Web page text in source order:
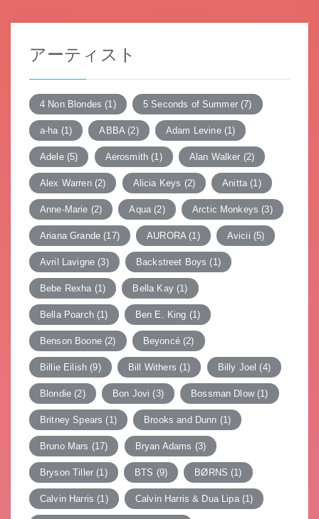
ー
アーティスト
4 Non Blondes (1) 5 Seconds of Summer(7)
a-ha (1) ABBA(2) Adam Levine(1)
Adele(5) Aerosmith (1) Alan Walker (2)
Alex Warren(2) Alicia Keys (2) Anitta (1)
Anne-Marie (2) Aqua (2) Arctic Monkeys (3)
Ariana Grande (17) AURORA(1) Avicii (5)
Avril Lavigne (3) Backstreet Boys (1)
Bebe Rexha (1) Bella Kay(1)
Bella Poarch(1) Ben E. King (1)
Benson Boone(2) Beyoncé(2)
Billie Eilish (9) Bill Withers (1) Billy Joel (4)
Blondie (2) Bon Jovi (3) Bossman Dlow(1)
Britney Spears (1) Brooks and Dunn (1)
Bruno Mars (17) Bryan Adams (3)
Bryson Tiller (1) BTS (9) BØRNS (1)
Calvin Harris (1) Calvin Harris & Dua Lipa(1)